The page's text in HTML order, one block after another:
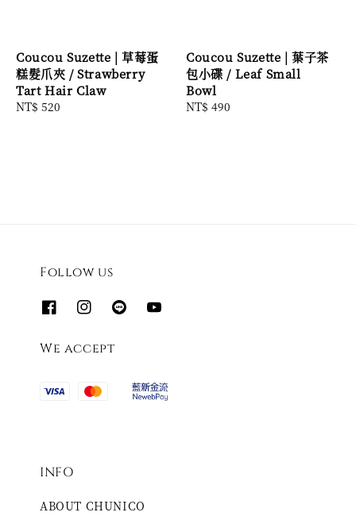
Coucou Suzette | 草莓蛋
糕髮爪夾 / Strawberry
Tart Hair Claw
Regular
NT$ 520
Coucou Suzette | 葉子茶
包小碟 / Leaf Small
Bowl
Regular
NT$ 490
Follow us
We accept
INFO
ABOUT CHUNICO